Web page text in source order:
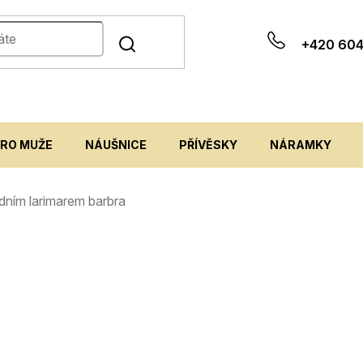
+420
MUŽE NÁUŠNICE PŘÍVĚSKY NÁRAMKY
larimarem barbra